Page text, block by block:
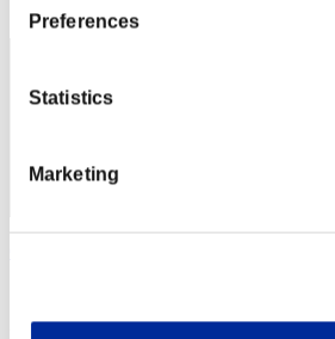
Preferences
Statistics
Marketing